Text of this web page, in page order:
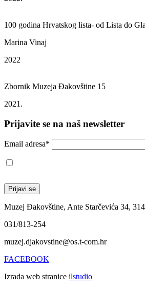
100 godina Hrvatskog lista- od Lista do
Marina Vinaj
2022
Zbornik Muzeja Đakovštine 15
2021.
Prijavite se na naš newsletter
Email adresa*
Muzej Đakovštine, Ante Starčevića 34,
031/813-254
muzej.djakovstine@os.t-com.hr
FACEBOOK
Izrada web stranice ilstudio